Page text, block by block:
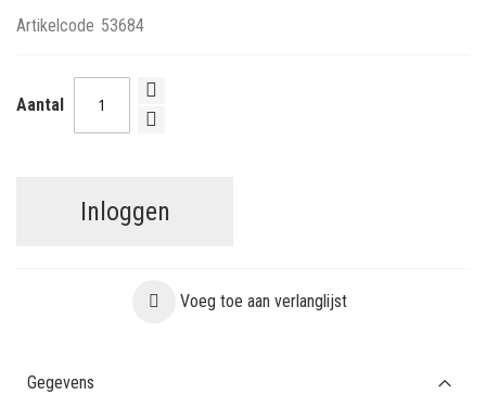
Artikelcode 53684
Aantal
Inloggen
Voeg toe aan verlanglijst
Gegevens